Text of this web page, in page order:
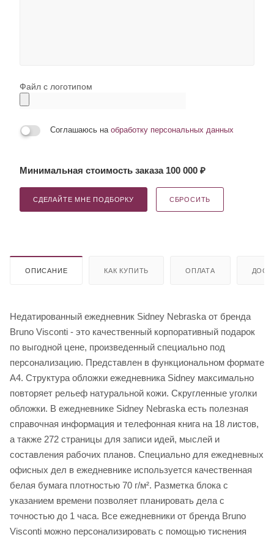
Файл с логотипом
Соглашаюсь на обработку персональных данных
Минимальная стоимость заказа 100 000 ₽
СДЕЛАЙТЕ МНЕ ПОДБОРКУ СБРОСИТЬ
ОПИСАНИЕ КАК КУПИТЬ ОПЛАТА
Недатированный ежедневник Sidney Nebraska от бренда
Bruno Visconti - это качественный корпоративный подарок
по выгодной цене, произведенный специально под
персонализацию. Представлен в функциональном формате
А4. Структура обложки ежедневника Sidney максимально
повторяет рельеф натуральной кожи. Скругленные уголки
обложки. В ежедневнике Sidney Nebraska есть полезная
справочная информация и телефонная книга на 18 листов,
а также 272 страницы для записи идей, мыслей и
составления рабочих планов. Специально для ежедневных
офисных дел в ежедневнике используется качественная
белая бумага плотностью 70 г/м². Разметка блока с
указанием времени позволяет планировать дела с
точностью до 1 часа. Все ежедневники от бренда Bruno
Visconti можно персонализировать с помощью тиснения